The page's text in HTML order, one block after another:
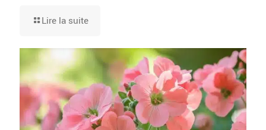
Lire la suite